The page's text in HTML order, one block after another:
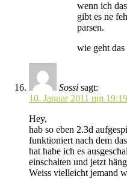
wenn ich
gibt es ne
parsen.
wie geht
Sossi sagt:
10. Januar 2011 um
Hey,
hab so eben 2.3d
funktioniert nach dem
hat habe ich es
einschalten und jetzt
Weiss vielleicht jemand